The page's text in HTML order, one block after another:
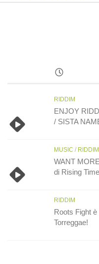
RIDDIM
ENJOY
/ SISTA
MUSIC / RIDDIM
WANT
di Rising Time
RIDDIM
Roots Fight
Torreggae!